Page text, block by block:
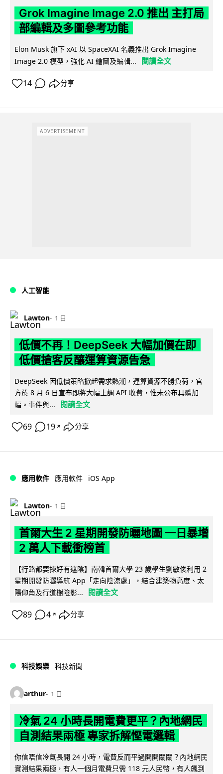
Grok Imagine Image 2.0 推出 主打局
部編輯及多圖參考功能
Elon Musk 旗下 xAI 以 SpaceXAI 名義推出 Grok Imagine
Image 2.0 模型，強化 AI 繪圖及編輯...
閱讀全文
14 分享
ADVERTISEMENT
人工智能
Lawton 1 日
低價不再！DeepSeek 大幅加價在即
低價搶客反釀運算資源告急
DeepSeek 因低價策略掀起需求熱潮，運算資源不勝負荷，官
方於 8 月 6 日宣布即將大幅上調 API 收費，惟未公布具體加
幅。事件與...
閱讀全文
69 19 ↗ 分享
應用軟件 應用軟件 iOS App
Lawton 1 日
首爾大生 2 星期開發防曬地圖 一日暴增
2 萬人下載衝榜首
【行路都要揀好有遮陰】南韓首爾大學 23 歲學生劉敏俊利用 2
星期開發防曬導航 App「走向陰涼處」，結合建築物高度、太
陽仰角及行道樹陰影...
閱讀全文
89 4 ↗ 分享
科技娛樂 科技新聞
arthur 1 日
冷氣 24 小時長開電費更平？內地網民
自測結果兩極 專家拆解慳電邏輯
你信唔信冷氣長開 24 小時，電費反而平過開開關關？內地網民
實測結果兩極，有人一個月電費只需 118 元人民幣，有人飆到